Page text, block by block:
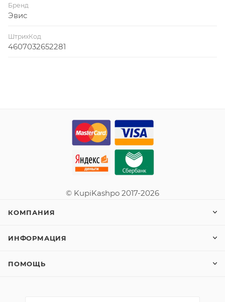
Бренд
Эвис
ШтрихКод
4607032652281
© KupiKashpo 2017-2026
КОМПАНИЯ
ИНФОРМАЦИЯ
ПОМОЩЬ